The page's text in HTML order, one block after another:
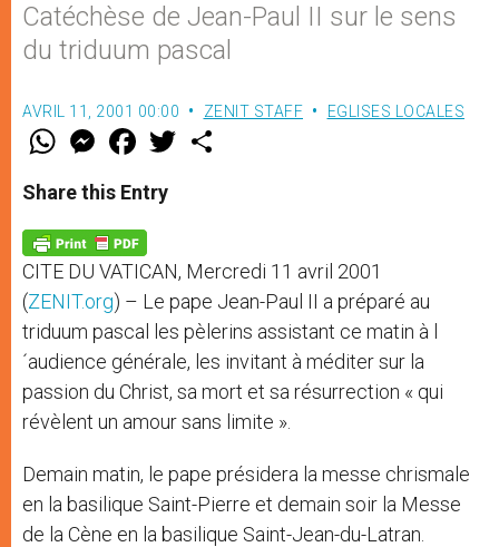
Catéchèse de Jean-Paul II sur le sens
du triduum pascal
AVRIL 11, 2001 00:00 ZENIT STAFF EGLISES LOCALES
W
t
s
p
p
M
e
s
e
g
e
r
F
a
e
b
o
k
w
Share this Entry
CITE DU VATICAN, Mercredi 11 avril 2001
(ZENIT.org) – Le pape Jean-Paul II a préparé au
triduum pascal les pèlerins assistant ce matin à l
´audience générale, les invitant à méditer sur la
passion du Christ, sa mort et sa résurrection « qui
révèlent un amour sans limite ».
Demain matin, le pape présidera la messe chrismale
en la basilique Saint-Pierre et demain soir la Messe
de la Cène en la basilique Saint-Jean-du-Latran.